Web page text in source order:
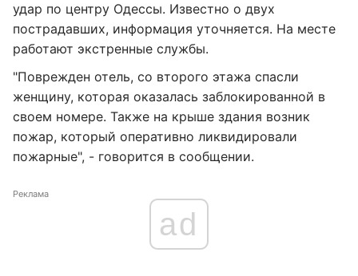
удар по центру Одессы. Известно о двух
пострадавших, информация уточняется. На месте
работают экстренные службы.
"Поврежден отель, со второго этажа спасли
женщину, которая оказалась заблокированной в
своем номере. Также на крыше здания возник
пожар, который оперативно ликвидировали
пожарные", - говорится в сообщении.
Реклама
ad